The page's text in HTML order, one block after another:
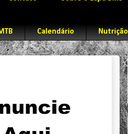
Calendário Nutrição